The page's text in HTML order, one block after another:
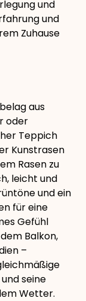
und
und
Zuhause
aus
oder
Teppich
Kunstrasen
Rasen zu
leicht und
und ein
für eine
Gefühl
Balkon,
–
seine
Wetter.